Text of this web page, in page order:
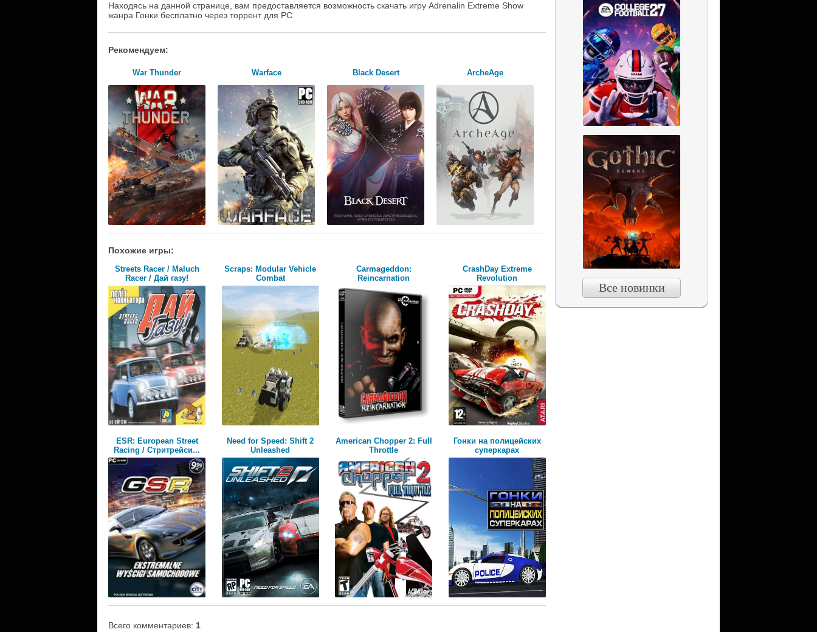
Находясь на данной странице, вам предоставляется возможность скачать игру Adrenalin Extreme Show
жанра Гонки бесплатно через торрент для PC.
Рекомендуем:
War Thunder Warface Black Desert ArcheAge
Похожие игры:
Streets Racer / Maluch
Racer / Дай газу!
Scraps: Modular Vehicle
Combat
Carmageddon:
Reincarnation
CrashDay Extreme
Revolution
ESR: European Street
Racing / Стритрейси...
Need for Speed: Shift 2
Unleashed
American Chopper 2: Full
Throttle
Гонки на полицейских
суперкарах
Всего комментариев: 1
Все новинки